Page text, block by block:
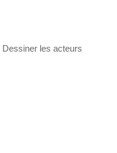
Dessiner les acteurs